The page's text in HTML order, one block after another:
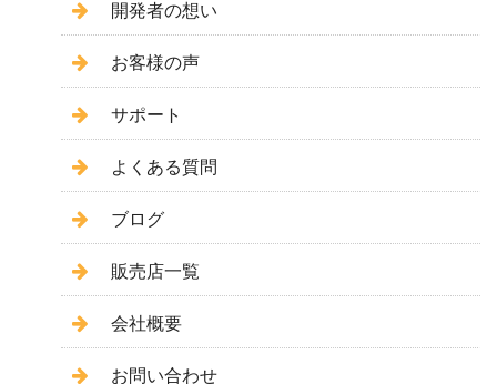
開発者の想い
お客様の声
サポート
よくある質問
ブログ
販売店一覧
会社概要
お問い合わせ